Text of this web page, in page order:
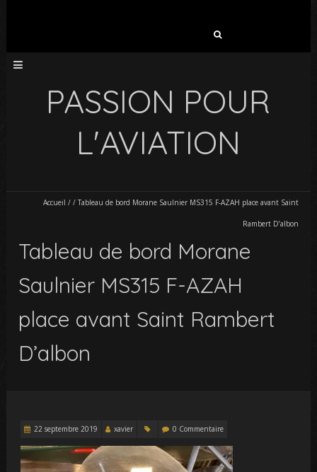
PASSION POUR
L'AVIATION
Accueil / / Tableau de bord Morane Saulnier MS315 F-AZAH place avant Saint
Rambert D’albon
Tableau de bord Morane
Saulnier MS315 F-AZAH
place avant Saint Rambert
D’albon
22 septembre 2019 xavier 0 Commentaire